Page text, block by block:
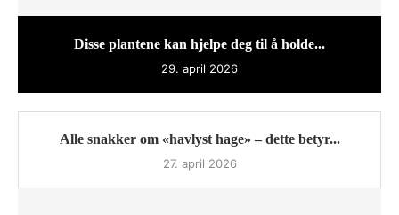
Disse plantene kan hjelpe deg til å holde...
29. april 2026
Alle snakker om «havlyst hage» – dette betyr...
27. april 2026